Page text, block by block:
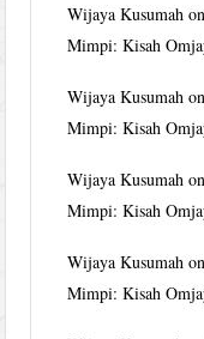
Wijaya Kusumah
Mimpi: Kisah
Wijaya Kusumah
Mimpi: Kisah
Wijaya Kusumah
Mimpi: Kisah
Wijaya Kusumah
Mimpi: Kisah